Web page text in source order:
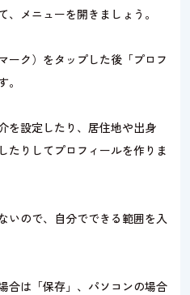
メニューを開きましょう。
ーク）をタップした後「プロフ
を設定したり、居住地や出身
たりしてプロフィールを作りま
いので、自分でできる範囲を入
合は「保存」、パソコンの場合